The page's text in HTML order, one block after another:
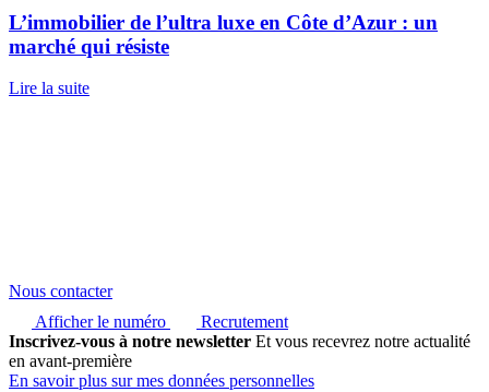
L’immobilier de l’ultra luxe en Côte d’Azur : un
marché qui résiste
Lire la suite
Nous contacter
Afficher le numéro
Recrutement
Inscrivez-vous à notre newsletter Et vous recevrez notre actualité
en avant-première
En savoir plus sur mes données personnelles